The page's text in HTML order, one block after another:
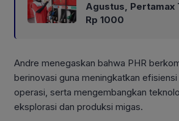
Agustus, Pertamax
Rp 1000
Andre menegaskan bahwa PHR
berinovasi guna meningkatkan
operasi, serta mengembangkan
eksplorasi dan produksi migas.